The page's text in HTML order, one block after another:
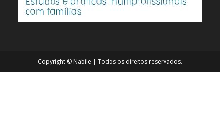
Copyright © Nabile | Todos os direitos reservados.